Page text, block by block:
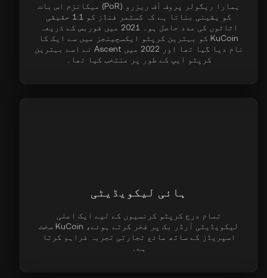
ہمارا ریگولر پروف آف ریزرو (PoR) میکانزم اس بات
کو یقینی بناتا ہے کہ کسٹمر فنڈز کو 1:1 حقیقی
اثاثوں کی مدد حاصل ہو۔ 2021 میں فوربس کے ذریعہ
KuCoin کو بہترین کرپٹو ایکسچینجز میں سے ایک کا
نام دیا گیا تھا اور 2022 میں Ascent نے اسے بہترین
کرپٹو ایپ کے طور پر منتخب کیا تھا۔
ہائی لیکویڈیٹی
تمام درج کرپٹو کرنسیوں کے لیے ایک اعلی
لیکویڈیٹی آرڈر بک پر فخر کرتے ہوئے، KuCoin سخت
اسپریڈز کے ساتھ مائع تجارتی تجربہ فراہم کرتا
ہے۔